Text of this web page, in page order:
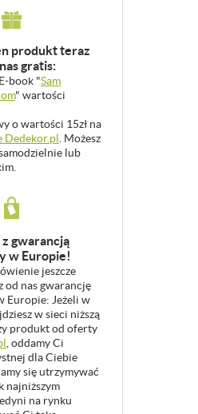
produkt teraz
gratis:
book "Sam
" wartości
o wartości 15zł na
Dedekor.pl. Możesz
lub
gwarancją
w Europie!
jeszcze
od nas gwarancję
Europie: Jeżeli w
w sieci niższą
produkt od oferty
, oddamy Ci
dla Ciebie
się utrzymywać
najniższym
na rynku